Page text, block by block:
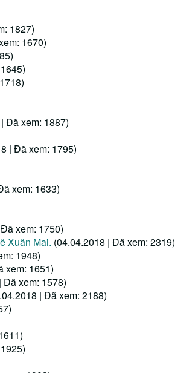
1827)
1670)
Đã xem: 1887)
| Đã xem: 1795)
xem: 1633)
xem: 1750)
Xuân Mai. (04.04.2018 | Đã xem: 2319)
1948)
xem: 1651)
Đã xem: 1578)
| Đã xem: 2188)